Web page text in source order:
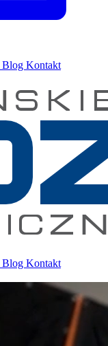
Blog Kontakt
Blog Kontakt